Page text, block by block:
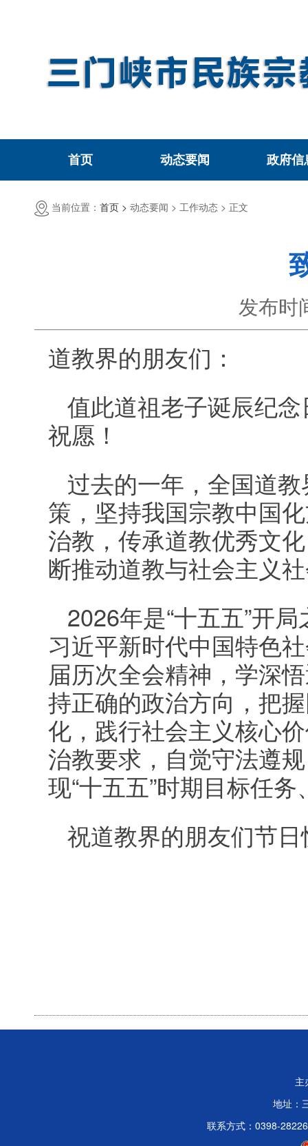
首页 动态要闻 政府信
当前位置： 首页 > 动态要闻 > 工作动态 > 正文
发布时
道教界的朋友们：
值此道祖老子诞辰纪
祝愿！
过去的一年，全国道
策，坚持我国宗教中国
治教，传承道教优秀文
断推动道教与社会主义
2026年是“十五五”开
习近平新时代中国特色
届历次全会精神，学深
持正确的政治方向，把
化，践行社会主义核心
治教要求，自觉守法遵
现“十五五”时期目标任
祝道教界的朋友们节
主
地址：
联系方式：0398-